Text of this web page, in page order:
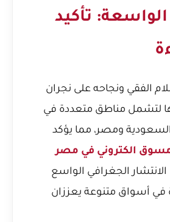
تأكيد
الفقي ونجاحه على نجران
لتشمل مناطق متعددة في
السعودية ومصر، مما يؤكد
الكتروني في مصر
الانتشار الجغرافي الواسع
في أسواق متنوعة يعززان